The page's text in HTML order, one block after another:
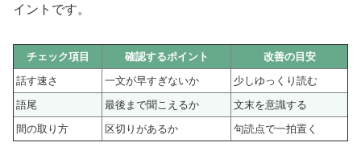
イントです。
チェック項目 確認するポイント
改善の目安
話す速さ
一文が早すぎないか
少しゆっくり読む
語尾
最後まで聞こえるか
文末を意識する
間の取り方
区切りがあるか 句読点で一拍置く